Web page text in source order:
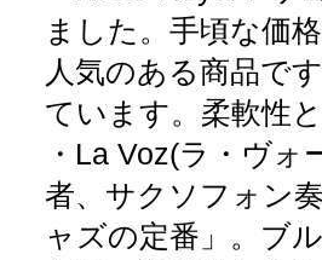
ました。手頃な価
人気のある商品で
ています。柔軟性
・La Voz(ラ・ヴ
者、サクソフォン
ャズの定番」。ブ